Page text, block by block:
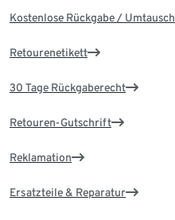
Kostenlose Rückgabe / Umtausch
Retourenetikett
30 Tage Rückgaberecht
Retouren-Gutschrift
Reklamation
Ersatzteile & Reparatur